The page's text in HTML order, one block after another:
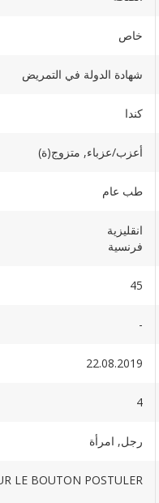
خاص
شهادة الدولة في التمريض
كندا
أعزب/عزباء, متزوج(ة)
طب عام
انقليزية
فرنسية
45
-
22.08.2019
4
رجل, امرأة
LE BOUTON POSTULER